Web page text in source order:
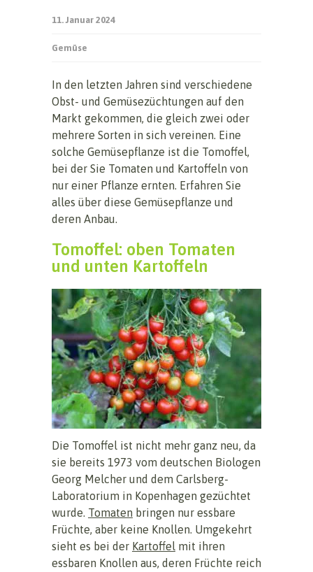
11. Januar 2024
Gemüse
In den letzten Jahren sind verschiedene
Obst- und Gemüsezüchtungen auf den
Markt gekommen, die gleich zwei oder
mehrere Sorten in sich vereinen. Eine
solche Gemüsepflanze ist die Tomoffel,
bei der Sie Tomaten und Kartoffeln von
nur einer Pflanze ernten. Erfahren Sie
alles über diese Gemüsepflanze und
deren Anbau.
Tomoffel: oben Tomaten
und unten Kartoffeln
Die Tomoffel ist nicht mehr ganz neu, da
sie bereits 1973 vom deutschen Biologen
Georg Melcher und dem Carlsberg-
Laboratorium in Kopenhagen gezüchtet
wurde. Tomaten bringen nur essbare
Früchte, aber keine Knollen. Umgekehrt
sieht es bei der Kartoffel mit ihren
essbaren Knollen aus, deren Früchte reich